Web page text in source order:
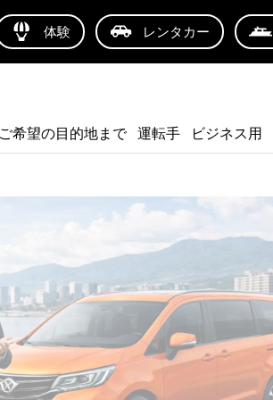
体験 レンタカー
希望の目的地まで 運転手 ビジネス用